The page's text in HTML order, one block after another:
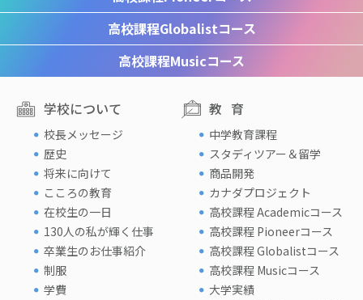
高校課程Globalistコース
高校課程Musicコース
学校について
校長メッセージ
歴史
将来に向けて
こころの教育
在校生の一日
130人の私が輝く仕事
卒業生のお仕事紹介
制服
学費
教育
中学教育課程
スタディツアー＆留学
商品開発
カナダプロジェクト
高校課程 Academicコース
高校課程 Pioneerコース
高校課程 Globalistコース
高校課程 Musicコース
大学実績